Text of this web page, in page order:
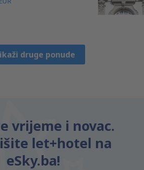
druge ponude
vrijeme i novac.
let+hotel na
eSky.ba!